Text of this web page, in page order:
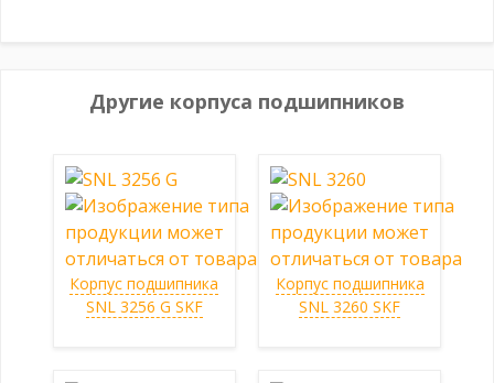
Другие корпуса подшипников
Корпус подшипника
SNL 3256 G SKF
Корпус подшипника
SNL 3260 SKF